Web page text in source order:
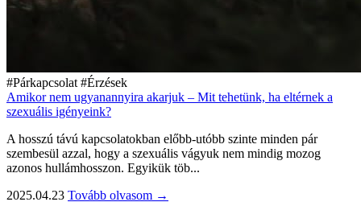
#Párkapcsolat #Érzések
Amikor nem ugyanannyira akarjuk – Mit tehetünk, ha eltérnek a
szexuális igényeink?
A hosszú távú kapcsolatokban előbb-utóbb szinte minden pár
szembesül azzal, hogy a szexuális vágyuk nem mindig mozog
azonos hullámhosszon. Egyikük töb...
2025.04.23 Tovább olvasom →